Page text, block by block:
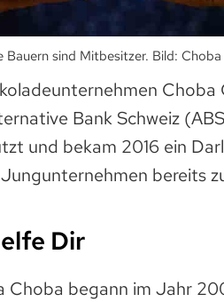
Bauern sind Mitbesitzer. Bild:
Bank Schweiz
und bekam 2016 ein
bereits
Dir
Choba begann im Jahr